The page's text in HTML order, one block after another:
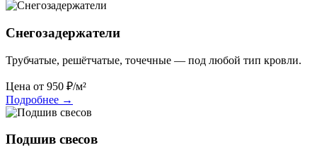
Снегозадержатели
Трубчатые, решётчатые, точечные — под любой тип кровли.
Цена от 950 ₽/м²
Подробнее →
Подшив свесов